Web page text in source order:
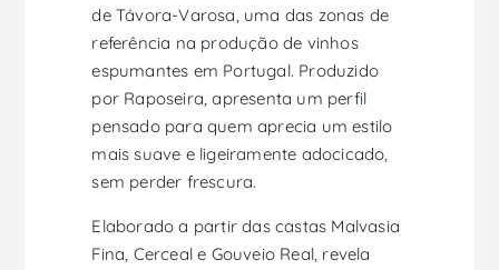
de Távora-Varosa, uma das zonas de
referência na produção de vinhos
espumantes em Portugal. Produzido
por Raposeira, apresenta um perfil
pensado para quem aprecia um estilo
mais suave e ligeiramente adocicado,
sem perder frescura.
Elaborado a partir das castas Malvasia
Fina, Cerceal e Gouveio Real, revela